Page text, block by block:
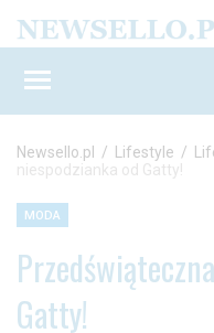
Newsello.pl / Lifestyle /
niespodzianka od Gatty!
MODA
Gatty!